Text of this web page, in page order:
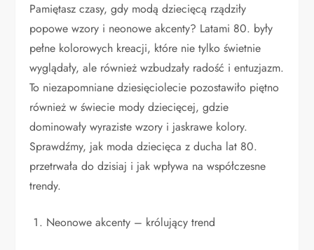
Pamiętasz czasy, gdy modą dziecięcą rządziły
popowe wzory i neonowe akcenty? Latami 80. były
pełne kolorowych kreacji, które nie tylko świetnie
wyglądały, ale również wzbudzały radość i entuzjazm.
To niezapomniane dziesięciolecie pozostawiło piętno
również w świecie mody dziecięcej, gdzie
dominowały wyraziste wzory i jaskrawe kolory.
Sprawdźmy, jak moda dziecięca z ducha lat 80.
przetrwała do dzisiaj i jak wpływa na współczesne
trendy.
Neonowe akcenty – królujący trend